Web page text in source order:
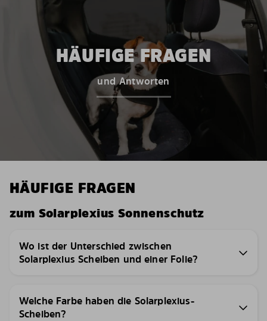
HÄUFIGE FRAGEN
und Antworten
HÄUFIGE FRAGEN
zum Solarplexius Sonnenschutz
Wo ist der Unterschied zwischen
Solarplexius Scheiben und einer Folie?
Welche Farbe haben die Solarplexius-
Scheiben?